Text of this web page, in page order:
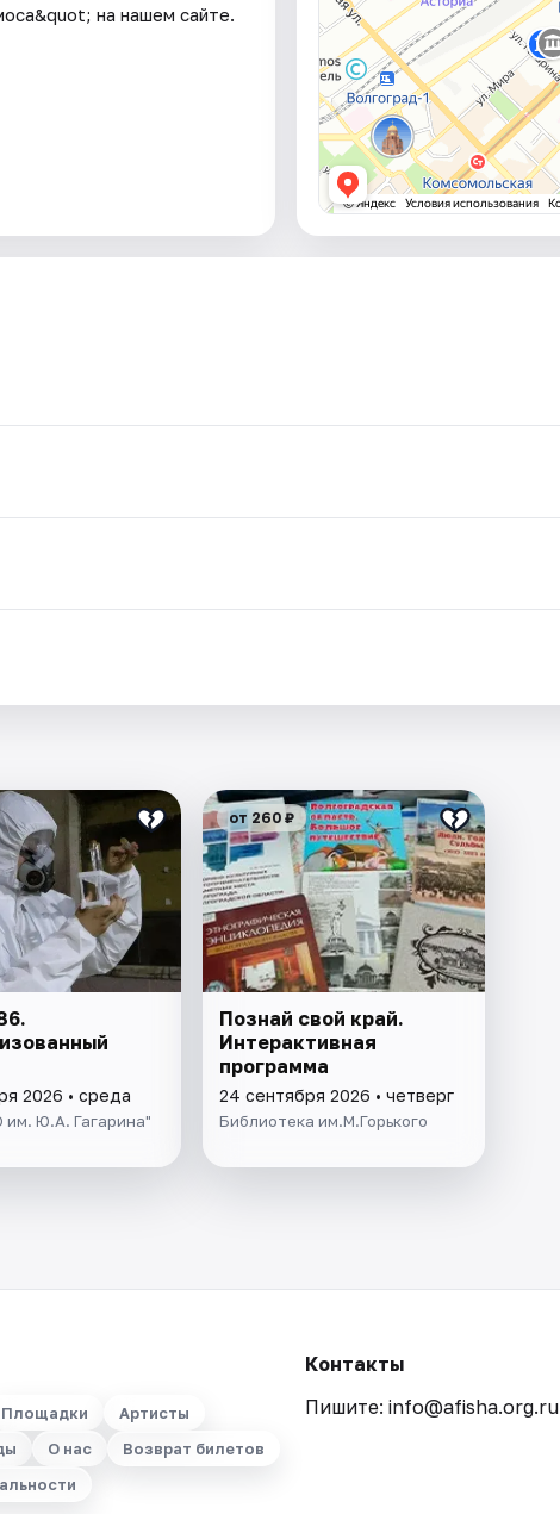
на нашем сайте.
2026 • среда
Ю.А. Гагарина"
от 260 ₽
Познай свой край.
Интерактивная
программа
24 сентября 2026 • четверг
Библиотека им.М.Горького
Площадки
Артисты
О нас
Возврат билетов
Контакты
Пишите: info@afisha.org.ru